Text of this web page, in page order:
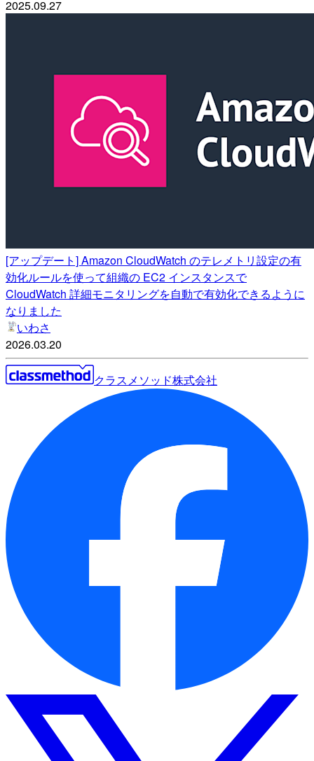
2025.09.27
[アップデート] Amazon CloudWatch のテレメトリ設定の有
効化ルールを使って組織の EC2 インスタンスで
CloudWatch 詳細モニタリングを自動で有効化できるように
なりました
いわさ
2026.03.20
クラスメソッド株式会社